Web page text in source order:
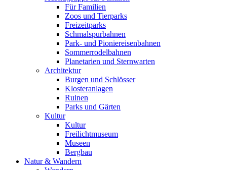
Für Familien
Zoos und Tierparks
Freizeitparks
Schmalspurbahnen
Park- und Pioniereisenbahnen
Sommerrodelbahnen
Planetarien und Sternwarten
Architektur
Burgen und Schlösser
Klosteranlagen
Ruinen
Parks und Gärten
Kultur
Kultur
Freilichtmuseum
Museen
Bergbau
Natur & Wandern